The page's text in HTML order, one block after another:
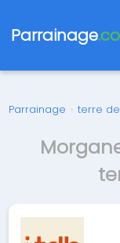
Parrainage.co
Parrainage › terre